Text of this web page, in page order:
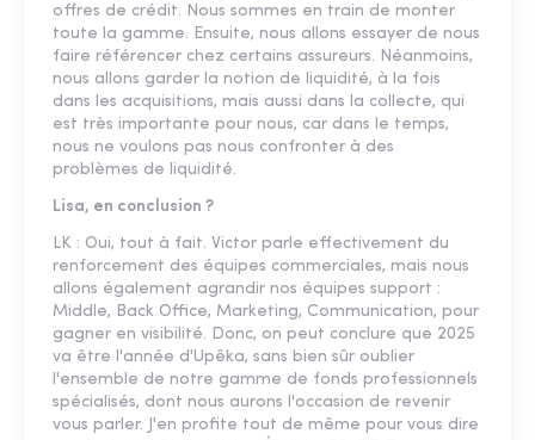
offres de crédit. Nous sommes en train de monter
toute la gamme. Ensuite, nous allons essayer de nous
faire référencer chez certains assureurs. Néanmoins,
nous allons garder la notion de liquidité, à la fois
dans les acquisitions, mais aussi dans la collecte, qui
est très importante pour nous, car dans le temps,
nous ne voulons pas nous confronter à des
problèmes de liquidité.
Lisa, en conclusion ?
LK : Oui, tout à fait. Victor parle effectivement du
renforcement des équipes commerciales, mais nous
allons également agrandir nos équipes support :
Middle, Back Office, Marketing, Communication, pour
gagner en visibilité. Donc, on peut conclure que 2025
va être l'année d'Upêka, sans bien sûr oublier
l'ensemble de notre gamme de fonds professionnels
spécialisés, dont nous aurons l'occasion de revenir
vous parler. J'en profite tout de même pour vous dire